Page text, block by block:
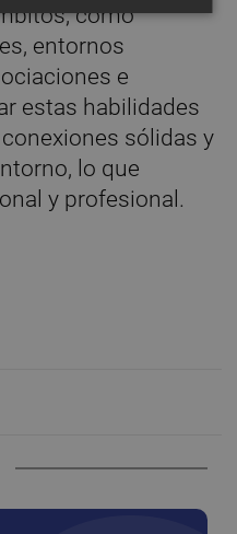
como
entornos
e
estas habilidades
sólidas y
lo que
y profesional.